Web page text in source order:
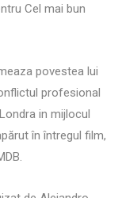
Cel mai bun
povestea lui
profesional
in mijlocul
în întregul film,